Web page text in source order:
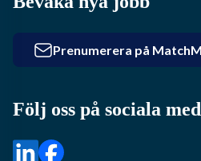
Prenumerera på
Följ oss på sociala